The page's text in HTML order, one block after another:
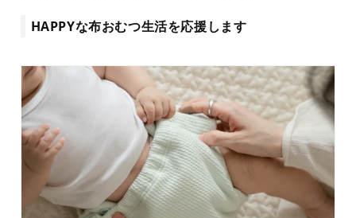
HAPPYな布おむつ生活を応援します